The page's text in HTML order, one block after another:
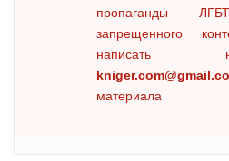
пропаганды
запрещенного
написать
материала